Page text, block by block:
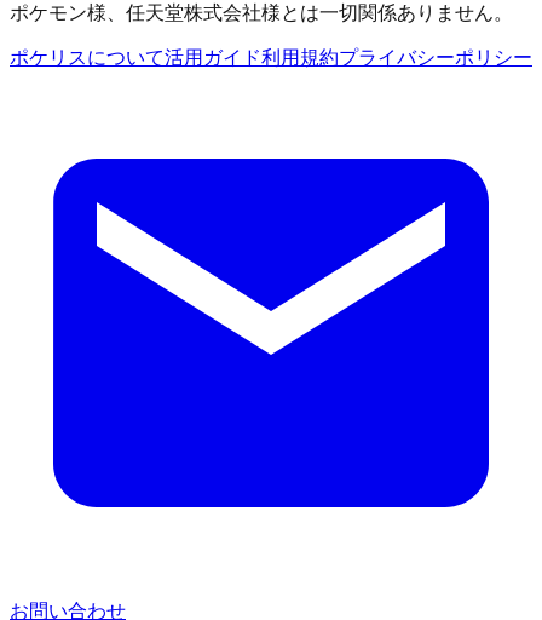
ポケモン様、任天堂株式会社様とは一切関係ありません。
ポケリスについて活用ガイド利用規約プライバシーポリシー
お問い合わせ